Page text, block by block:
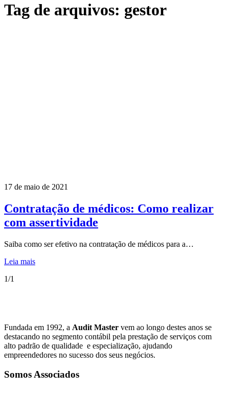
Tag de arquivos: gestor
17 de maio de 2021
Contratação de médicos: Como realizar
com assertividade
Saiba como ser efetivo na contratação de médicos para a…
Leia mais
1/1
Fundada em 1992, a Audit Master vem ao longo destes anos se
destacando no segmento contábil pela prestação de serviços com
alto padrão de qualidade e especialização, ajudando
empreendedores no sucesso dos seus negócios.
Somos Associados